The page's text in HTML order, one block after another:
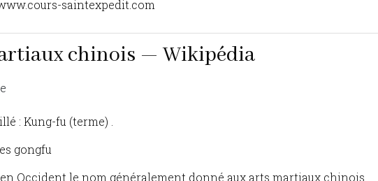
saintexpedit.com
chinois — Wikipédia
: Kung-fu (terme) .
gongfu
Occident le nom généralement donné aux arts martiaux chinois